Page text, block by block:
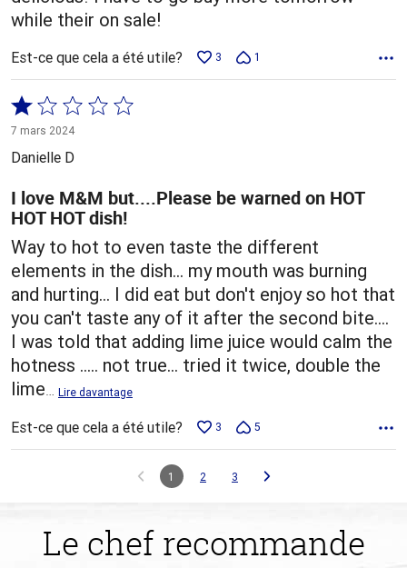
while their on sale!
Est-ce que cela a été utile? 3 1
Coté
1 sur
5
7 mars 2024
Danielle D
I love M&M but....Please be warned on HOT
HOT HOT dish!
Way to hot to even taste the different
elements in the dish... my mouth was burning
and hurting... I did eat but don't enjoy so hot that
you can't taste any of it after the second bite....
I was told that adding lime juice would calm the
hotness ..... not true... tried it twice, double the
lime… Lire davantage
Est-ce que cela a été utile? 3 5
1 2 3
Le chef recommande